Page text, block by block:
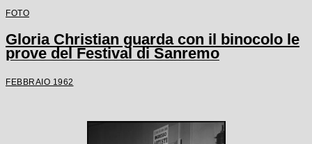
FOTO
Gloria Christian guarda con il binocolo le
prove del Festival di Sanremo
FEBBRAIO 1962